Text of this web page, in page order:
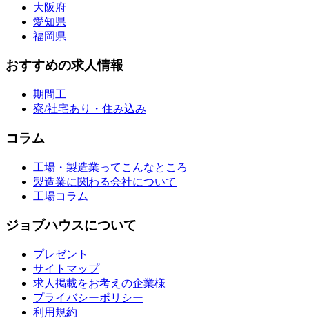
大阪府
愛知県
福岡県
おすすめの求人情報
期間工
寮/社宅あり・住み込み
コラム
工場・製造業ってこんなところ
製造業に関わる会社について
工場コラム
ジョブハウスについて
プレゼント
サイトマップ
求人掲載をお考えの企業様
プライバシーポリシー
利用規約